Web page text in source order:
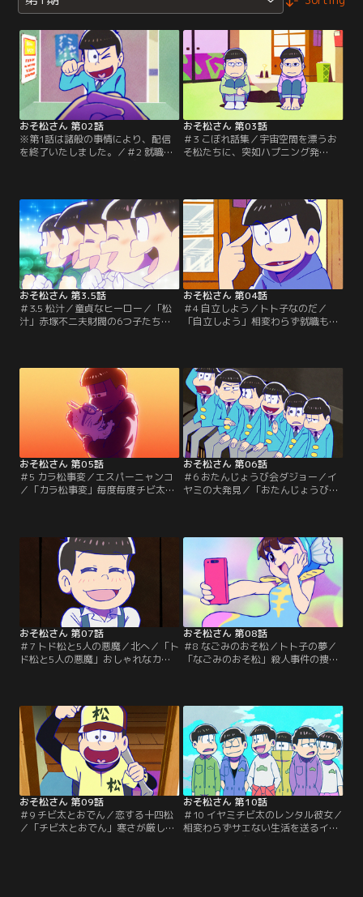
おそ松さん 第02話
※第1話は諸般の事情により、配信
を終了いたしました。／＃2 就職し
りとして定職についていないという
ありさま。さすがにマズイと考え
て、就職活動を始める6つ子だった
が……。そんな彼らが昔なじみのイ
ヤミに紹介されたのは？「おそ松の
憂鬱」ひとりでヒマを持て余し…。
【提供：バンダイチャンネル】
おそ松さん 第03話
＃3 こぼれ話集／宇宙空間を漂うお
そ松たちに、突如ハプニング発
らゆる場所、さらにはあんなところ
まで？！好き勝手やり放題（？）の
おそ松たちが、あちらこちらで繰り
広げる騒動が盛りだくさんのショー
トショート集！！乞う御期待？！
【提供：バンダイチャンネル】
おそ松さん 第3.5話
＃3.5 松汁／童貞なヒーロー／「松
汁」赤塚不二夫財閥の6つ子たち、
界中を虜にしていた。ところが、そ
んなカリスマ＆レジェンドな彼らに
はある秘密があって…。「童貞なヒ
ーロー」アイドルライブの帰り際、
バーベキューをするリア充大学生を
見かけたチョロ松。【提供：バンダ
イチャンネル】
おそ松さん 第04話
＃4 自立しよう／トト子なのだ／
「自立しよう」相変わらず就職もせ
婚」を宣言し、家まで売り払うと言
い出した！！このままでは生活に必
要な衣食住の場を失うと考えた6つ
子は？！「トト子なのだ」あこがれ
のトト子から、部屋に呼ばれたおそ
松は、ドキドキしながら…。【提
供：バンダイチャンネル】
おそ松さん 第05話
＃5 カラ松事変／エスパーニャンコ
／「カラ松事変」毎度毎度チビ太の
緒が切れた！！何が何でもツケ代を
請求しようと強硬手段に出た彼だっ
たが、首尾よくことは進むのか？！
「エスパーニャンコ」デカパン博士
の研究所にやってきた十四松と一
松。十四松はネコだけが…。【提
供：バンダイチャンネル】
おそ松さん 第06話
＃6 おたんじょうび会ダジョー／イ
ヤミの大発見／「おたんじょうび会
ことや、昔から謎めいていたことな
どを思い出しながら、ハタ坊の家に
やってきたおそ松たち。そこで彼ら
が目にしたハタ坊の現在とは？！
【提供：バンダイチャンネル】
おそ松さん 第07話
＃7 トド松と5人の悪魔／北へ／「ト
ド松と5人の悪魔」おしゃれなカフ
を送る6つ子の兄たちとは違う人生
をいち早く歩み始めたトド松が、今
の生活を維持するために大奮闘！！
「北へ」デカパンとダヨーンの気ま
まなふたり旅。ふたりで旅に出かけ
たデカパンとダヨーン…。【提供：
バンダイチャンネル】
おそ松さん 第08話
＃8 なごみのおそ松／トト子の夢／
「なごみのおそ松」殺人事件の捜査
が信頼するこの人物に興味を持つ。
そして、ついにその男、おそ松の実
力を目にするときがやってきた！！
「トト子の夢」今はまだまだかなわ
ないが、トト子には、絶対にたくさ
んのファンに愛される…。【提供：
バンダイチャンネル】
おそ松さん 第09話
＃9 チビ太とおでん／恋する十四松
／「チビ太とおでん」寒さが厳しい
おそ松さん 第10話
＃10 イヤミチビ太のレンタル彼女／
相変わらずサエない生活を送るイヤ
ミが、昔の盟友チビ太を巻き込んで